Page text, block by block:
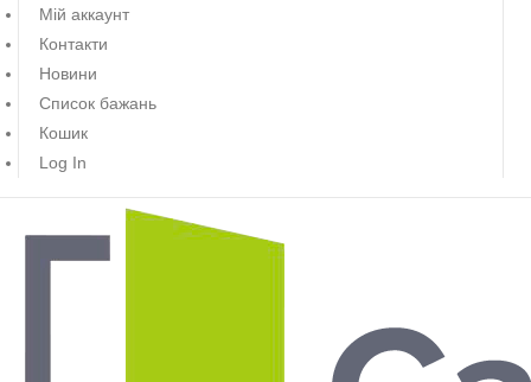
Мій аккаунт
Контакти
Новини
Список бажань
Кошик
Log In